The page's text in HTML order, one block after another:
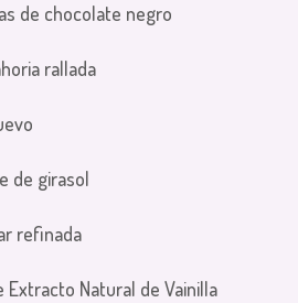
de chocolate negro
rallada
de girasol
refinada
Extracto Natural de Vainilla